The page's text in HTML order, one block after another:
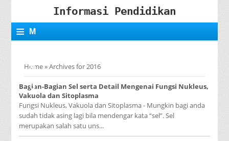
Informasi Pendidikan
≡ M
N
U
Home»Archives for 2016
Bagian-Bagian Sel serta Detail Mengenai Fungsi Nukleus,
Vakuola dan Sitoplasma
Fungsi Nukleus, Vakuola dan Sitoplasma - Mungkin bagi anda
sudah tidak asing lagi bila mendengar kata “sel”. Sel
merupakan salah satu uns...